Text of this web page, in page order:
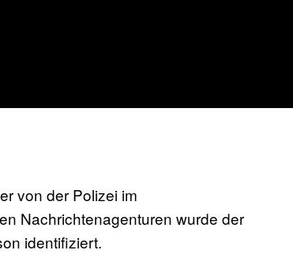
von der Polizei im
Nachrichtenagenturen wurde der
identifiziert.